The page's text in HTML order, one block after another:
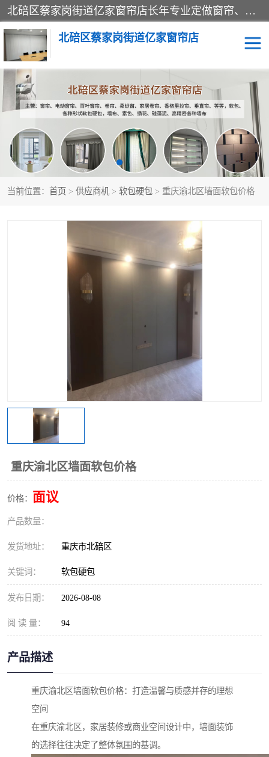
北碚区蔡家岗街道亿家窗帘店长年专业定做窗帘、电动窗帘、百叶窗帘、卷帘、柔纱窗、家居卷帘、香格里拉帘、垂直帘、等等，软包、各种形状软包硬包，墙布、素色、绣花、硅藻泥、高精密各种墙布，免费测量、免费安装，欢迎咨询
北碚区蔡家岗街道亿家窗帘店
当前位置： 首页 > 供应商机 > 软包硬包 > 重庆渝北区墙面软包价格
重庆渝北区墙面软包价格
价格： 面议
产品数量：
发货地址： 重庆市北碚区
关键词： 软包硬包
发布日期： 2026-08-08
阅 读 量： 94
产品描述
重庆渝北区墙面软包价格：打造温馨与质感并存的理想
空间
在重庆渝北区，家居装修或商业空间设计中，墙面装饰
的选择往往决定了整体氛围的基调。
软包硬包 墙布
窗帘 百叶窗卷帘